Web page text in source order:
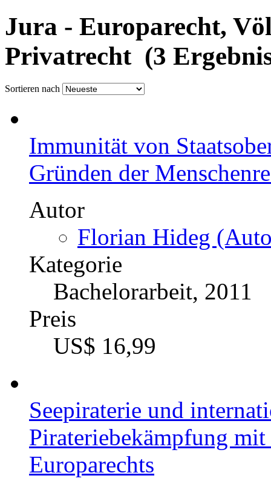
Jura - Europarecht,
Privatrecht (3
Sortieren nach
Immunität von
Gründen der
Autor
Florian Hideg
Kategorie
Bachelorarbeit, 2011
Preis
US$ 16,99
Seepiraterie und
Pirateriebekämpfung
Europarechts